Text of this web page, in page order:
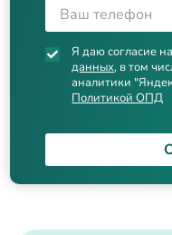
Я даю согласие
данных, в том
аналитики
Политикой ОПД